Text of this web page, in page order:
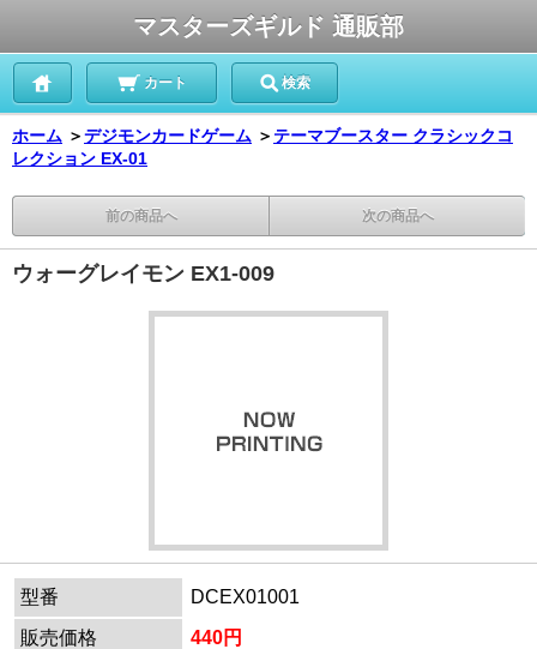
マスターズギルド 通販部
カート 検索
ホーム ＞デジモンカードゲーム ＞ テーマブースター クラシックコ
レクション EX-01
前の商品へ 次の商品へ
ウォーグレイモン EX1-009
型番
DCEX01001
販売価格
440円